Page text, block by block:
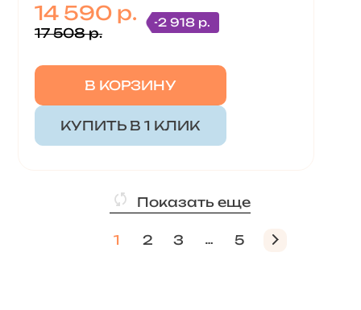
14 590 р.
17 508 р.
-2 918 р.
В КОРЗИНУ
КУПИТЬ В 1 КЛИК
Показать еще
1 2 3 5